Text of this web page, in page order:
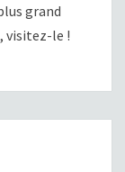
grand
visitez-le !